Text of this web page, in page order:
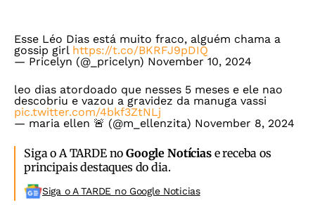
Esse Léo Dias está muito fraco, alguém chama a
gossip girl https://t.co/BKRFJ9pDIQ
— Pricelyn (@_pricelyn) November 10, 2024
leo dias atordoado que nesses 5 meses e ele nao
descobriu e vazou a gravidez da manuga vassi
pic.twitter.com/4bkf3ZtNLj
— maria ellen 🚨 (@m_ellenzita) November 8, 2024
Siga o A TARDE noGoogle Notíciase receba os
principais destaques do dia.
Siga o A TARDE no Google Noticias